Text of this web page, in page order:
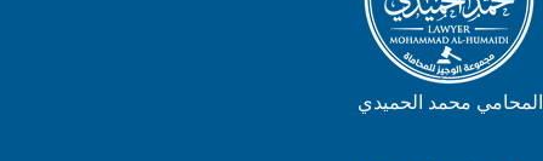
المحامي محمد الحميدي